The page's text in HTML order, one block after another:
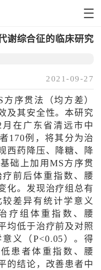
谢综合征的临床研究
2021-09-27
序贯法（均方差）
及其安全性。本研究
在广东省清远市中
170例，将其分为治
西药降压、降糖、降
础上加用MS方序贯
前后体重指数、腰
化。发现治疗组总有
差异有统计学意义
疗组体重指数、腰
均低于治疗前及对照
义（P<0.05）。得
患者体重指数、腰
的结论，改善患者中